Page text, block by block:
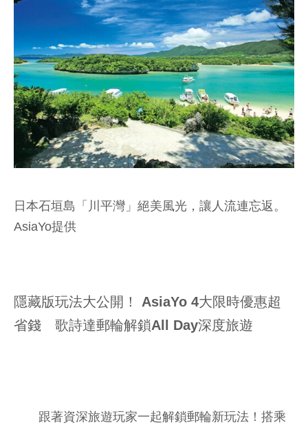
日本石垣島「川平灣」絕美風光，讓人流連忘返。
AsiaYo提供
隱藏版玩法大公開！ AsiaYo 4大限時優惠超
省錢 歌詩達郵輪解鎖All Day深度旅遊
跟著資深旅遊玩家一起解鎖郵輪新玩法！搭乘